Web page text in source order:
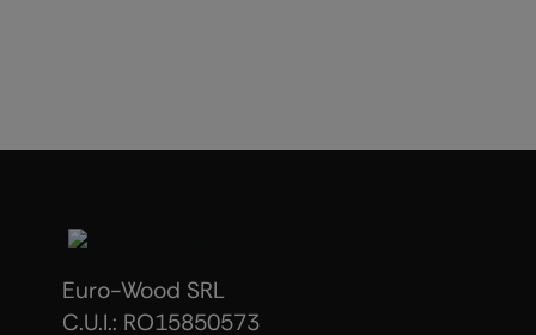
Euro-Wood SRL
C.U.I.: RO15850573